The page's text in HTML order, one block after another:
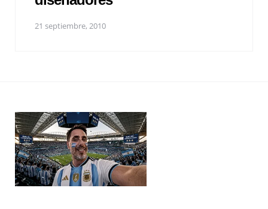
21 septiembre, 2010